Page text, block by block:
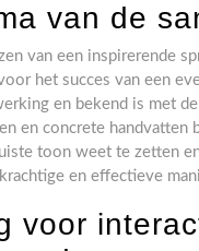
van de
van een inspirerende
het succes van een
en bekend is met
en concrete
toon weet te zetten
en effectieve
voor